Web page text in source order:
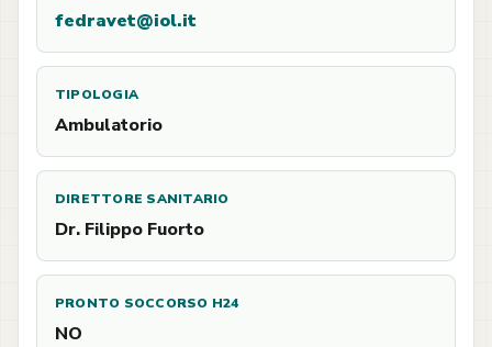
fedravet@iol.it
TIPOLOGIA
Ambulatorio
DIRETTORE SANITARIO
Dr. Filippo Fuorto
PRONTO SOCCORSO H24
NO